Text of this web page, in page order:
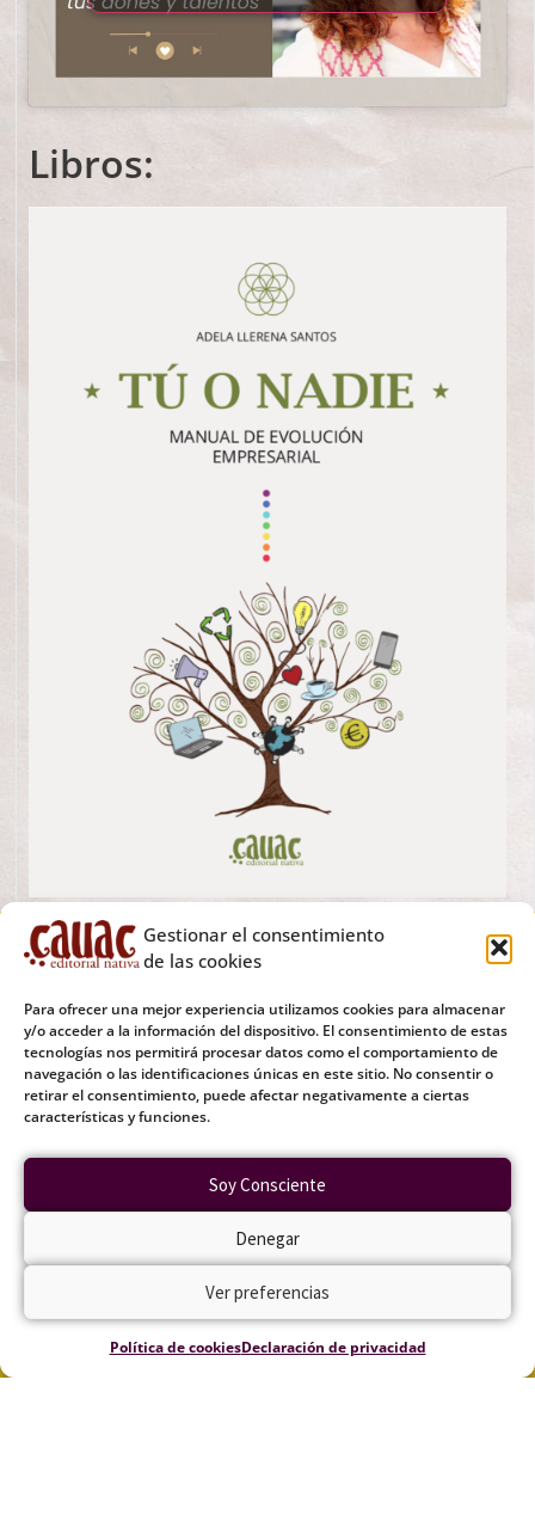
Gestionar el consentimiento
de las cookies
Para ofrecer una mejor experiencia utilizamos cookies para almacenar
y/o acceder a la información del dispositivo. El consentimiento de estas
tecnologías nos permitirá procesar datos como el comportamiento de
navegación o las identificaciones únicas en este sitio. No consentir o
retirar el consentimiento, puede afectar negativamente a ciertas
características y funciones.
Soy Consciente
Denegar
Ver preferencias
Política de cookiesDeclaración de privacidad
Libros:
Cauac Asoc.
info@cauac.org
Síguenos en Telegram
Síguenos en Odysee